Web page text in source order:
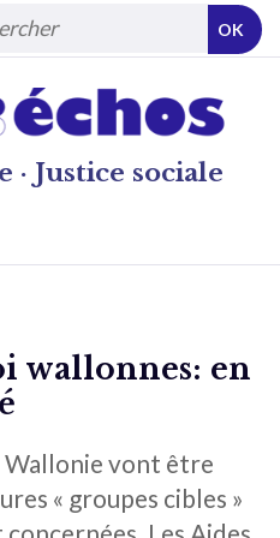
Justice sociale
OK
wallonnes: en
Wallonie vont être
« groupes cibles »